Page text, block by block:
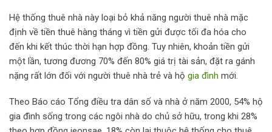
Hệ thống thuê nhà này loại bỏ khả năng người thuê nhà mặc
định về tiền thuê hàng tháng vì tiền gửi được tối đa hóa cho
đến khi kết thúc thời hạn hợp đồng. Tuy nhiên, khoản tiền gửi
một lần, tương đương 70% đến 80% giá trị tài sản, đặt ra gánh
nặng rất lớn đối với người thuê nhà trẻ và hộ gia đình mới.
Theo Báo cáo Tổng điều tra dân số và nhà ở năm 2000, 54% hộ
gia đình sống trong các ngôi nhà do chủ sở hữu, trong khi 28%